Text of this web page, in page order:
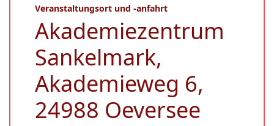
Veranstaltungsort und -anfahrt
Akademiezentrum
Sankelmark,
Akademieweg 6,
24988 Oeversee